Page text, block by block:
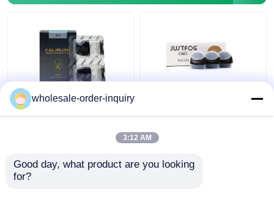
Umwickeln leere
Hülsen-Patronen Uwell
Bestpreis
Zerstäuber-
Biobaumwolle Hülsen-
Patronen Justfog
Bestpreis
wholesale-order-inquiry
3:12 AM
Good day, what product are you looking
for?